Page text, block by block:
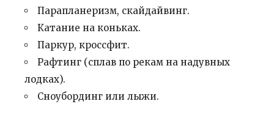
Парапланеризм, скайдайвинг.
Катание на коньках.
Паркур, кроссфит.
Рафтинг (сплав по рекам на надувных
лодках).
Сноубординг или лыжи.